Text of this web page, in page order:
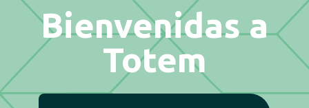
Bienvenidas a
Totem